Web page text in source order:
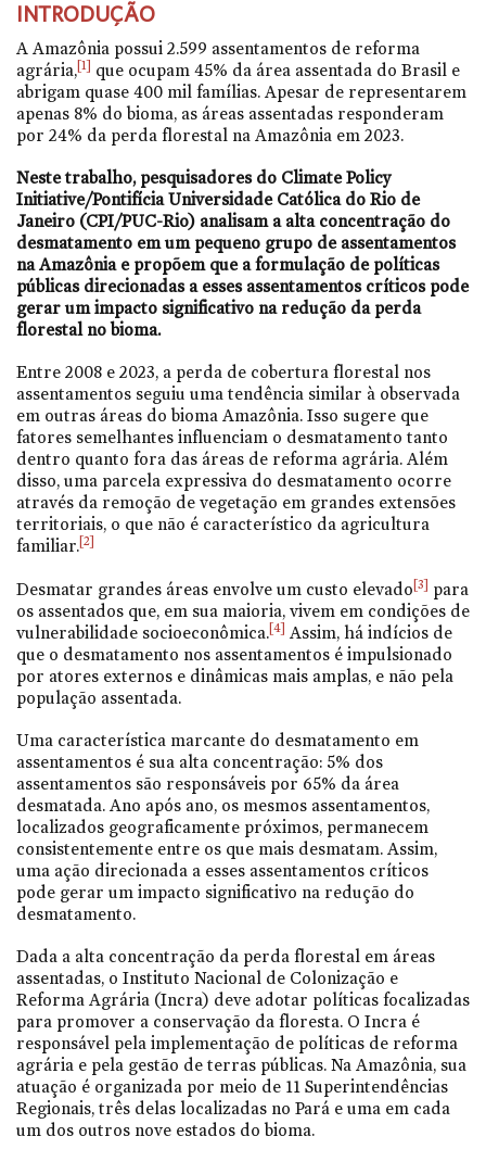
INTRODUÇÃO
A Amazônia possui 2.599 assentamentos de reforma
agrária,[1] que ocupam 45% da área assentada do Brasil e
abrigam quase 400 mil famílias. Apesar de representarem
apenas 8% do bioma, as áreas assentadas responderam
por 24% da perda florestal na Amazônia em 2023.
Neste trabalho, pesquisadores do Climate Policy
Initiative/Pontifícia Universidade Católica do Rio de
Janeiro (CPI/PUC-Rio) analisam a alta concentração do
desmatamento em um pequeno grupo de assentamentos
na Amazônia e propõem que a formulação de políticas
públicas direcionadas a esses assentamentos críticos pode
gerar um impacto significativo na redução da perda
florestal no bioma.
Entre 2008 e 2023, a perda de cobertura florestal nos
assentamentos seguiu uma tendência similar à observada
em outras áreas do bioma Amazônia. Isso sugere que
fatores semelhantes influenciam o desmatamento tanto
dentro quanto fora das áreas de reforma agrária. Além
disso, uma parcela expressiva do desmatamento ocorre
através da remoção de vegetação em grandes extensões
territoriais, o que não é característico da agricultura
familiar.[2]
Desmatar grandes áreas envolve um custo elevado[3] para
os assentados que, em sua maioria, vivem em condições de
vulnerabilidade socioeconômica.[4] Assim, há indícios de
que o desmatamento nos assentamentos é impulsionado
por atores externos e dinâmicas mais amplas, e não pela
população assentada.
Uma característica marcante do desmatamento em
assentamentos é sua alta concentração: 5% dos
assentamentos são responsáveis por 65% da área
desmatada. Ano após ano, os mesmos assentamentos,
localizados geograficamente próximos, permanecem
consistentemente entre os que mais desmatam. Assim,
uma ação direcionada a esses assentamentos críticos
pode gerar um impacto significativo na redução do
desmatamento.
Dada a alta concentração da perda florestal em áreas
assentadas, o Instituto Nacional de Colonização e
Reforma Agrária (Incra) deve adotar políticas focalizadas
para promover a conservação da floresta. O Incra é
responsável pela implementação de políticas de reforma
agrária e pela gestão de terras públicas. Na Amazônia, sua
atuação é organizada por meio de 11 Superintendências
Regionais, três delas localizadas no Pará e uma em cada
um dos outros nove estados do bioma.